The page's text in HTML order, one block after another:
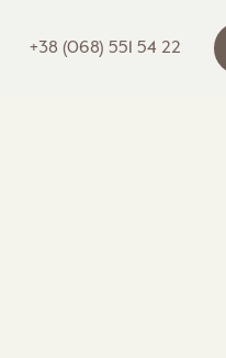
+38 (068) 551 54 22